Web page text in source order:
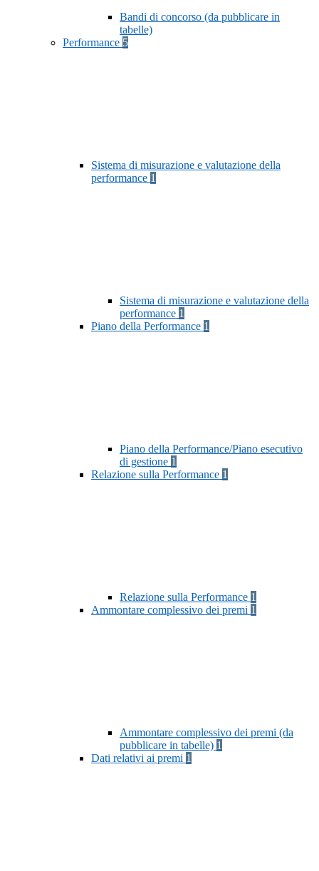
Bandi di concorso (da pubblicare in
tabelle)
Performance 5
Sistema di misurazione e valutazione della
performance 1
Sistema di misurazione e valutazione della
performance 1
Piano della Performance 1
Piano della Performance/Piano esecutivo
di gestione 1
Relazione sulla Performance 1
Relazione sulla Performance 1
Ammontare complessivo dei premi 1
Ammontare complessivo dei premi (da
pubblicare in tabelle) 1
Dati relativi ai premi 1